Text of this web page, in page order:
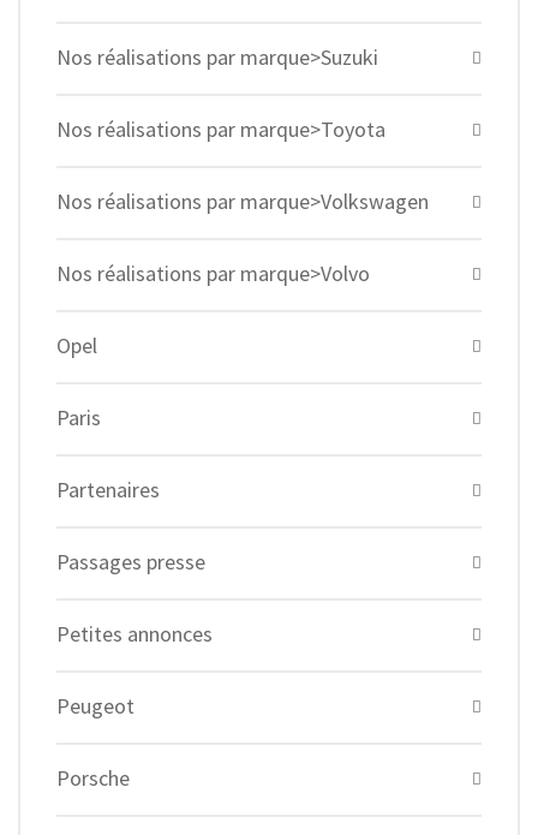
Nos réalisations par marque>Suzuki
Nos réalisations par marque>Toyota
Nos réalisations par marque>Volkswagen
Nos réalisations par marque>Volvo
Opel
Paris
Partenaires
Passages presse
Petites annonces
Peugeot
Porsche